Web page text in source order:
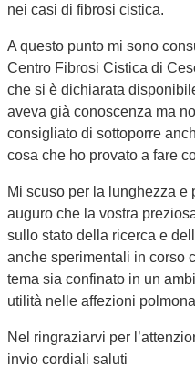
nei casi di fibrosi cistica.
A questo punto mi sono
Centro Fibrosi Cistica di
che si è dichiarata
aveva già conoscenza ma
consigliato di sottoporre
cosa che ho provato a fare
Mi scuso per la lunghezza
auguro che la vostra
sullo stato della ricerca e
anche sperimentali in corso
tema sia confinato in un
utilità nelle affezioni
Nel ringraziarvi per
invio cordiali saluti